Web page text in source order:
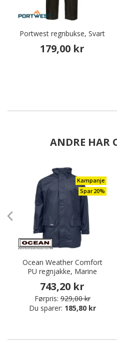
Portwest regnbukse, Svart
179,00 kr
ANDRE HAR
Kampanje
Spar 20%
Ocean Weather Comfort
PU regnjakke, Marine
743,20 kr
Førpris: 929,00 kr
Du sparer: 185,80 kr